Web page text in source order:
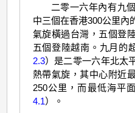
二零一六年內有九
中三個在香港300公里內
氣旋橫過台灣，五個登
五個登陸越南。九月的
2.3）是二零一六年北太
熱帶氣旋，其中心附近
250公里，而最低海平
4.1）。